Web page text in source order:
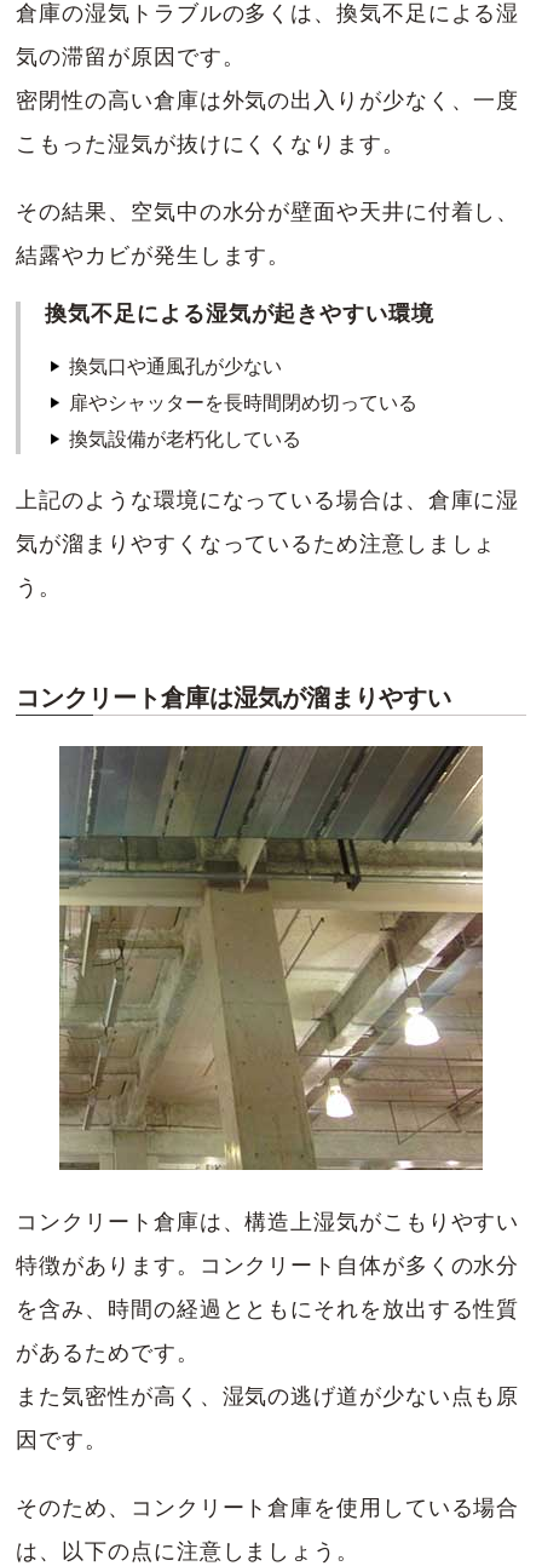
倉庫の湿気トラブルの多くは、換気不足による湿
気の滞留が原因です。
密閉性の高い倉庫は外気の出入りが少なく、一度
こもった湿気が抜けにくくなります。
その結果、空気中の水分が壁面や天井に付着し、
結露やカビが発生します。
換気不足による湿気が起きやすい環境
換気口や通風孔が少ない
扉やシャッターを長時間閉め切っている
換気設備が老朽化している
上記のような環境になっている場合は、倉庫に湿
気が溜まりやすくなっているため注意しましょ
う。
コンクリート倉庫は湿気が溜まりやすい
コンクリート倉庫は、構造上湿気がこもりやすい
特徴があります。コンクリート自体が多くの水分
を含み、時間の経過とともにそれを放出する性質
があるためです。
また気密性が高く、湿気の逃げ道が少ない点も原
因です。
そのため、コンクリート倉庫を使用している場合
は、以下の点に注意しましょう。